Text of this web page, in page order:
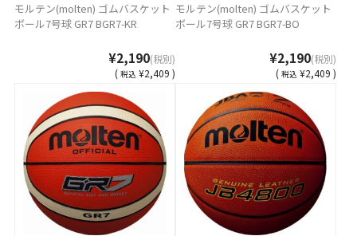
モルテン(molten) ゴムバスケット
ボール7号球 GR7 BGR7-KR
¥2,190(税別)
( 税込 ¥2,409 )
モルテン(molten) ゴムバスケット
ボール7号球 GR7 BGR7-BO
¥2,190(税別)
( 税込 ¥2,409 )